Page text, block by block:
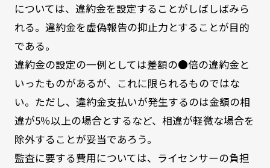
については、違約金を設定することがしばしばみら
れる。違約金を虚偽報告の抑止力とすることが目的
である。
違約金の設定の一例としては差額の●倍の違約金と
いったものがあるが、これに限られるものではな
い。ただし、違約金支払いが発生するのは金額の相
違が5％以上の場合とするなど、相違が軽微な場合を
除外することが妥当であろう。
監査に要する費用については、ライセンサーの負担